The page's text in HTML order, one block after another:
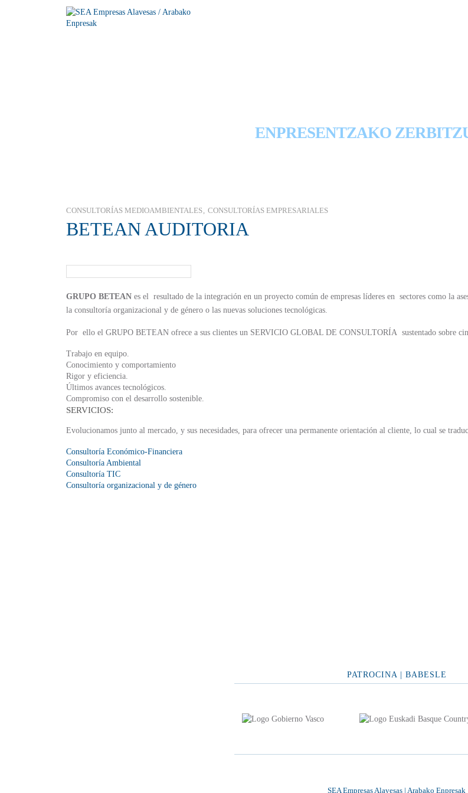
ENPRESENTZAKO
CONSULTORÍAS MEDIOAMBIENTALES CONSULTORÍAS EMPRESARIALES
BETEAN AUDITORIA
GRUPO BETEAN es el resultado de la integración en un proyecto común de empresas líderes en sectores como la
la consultoría organizacional y de género o las nuevas soluciones tecnológicas.
Por ello el GRUPO BETEAN ofrece a sus clientes un SERVICIO GLOBAL DE CONSULTORÍA sustentado sobre
Trabajo en equipo.
Conocimiento y comportamiento
Rigor y eficiencia.
Últimos avances tecnológicos.
Compromiso con el desarrollo sostenible.
SERVICIOS:
Evolucionamos junto al mercado, y sus necesidades, para ofrecer una permanente orientación al cliente, lo cual se
Consultoría Económico-Financiera
Consultoría Ambiental
Consultoría TIC
Consultoría organizacional y de género
PATROCINA | BABESLE
SEA Empresas Alavesas | Arabako Enpresak